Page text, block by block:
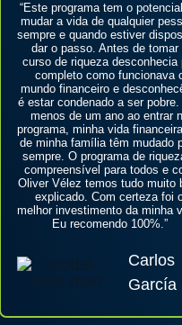
“Este programa tem o
mudar a vida de qualquier
sempre e quando estiver
dar o passo. Antes de tomar
curso de riqueza desconhecia
completo como funcionava
mundo financeiro e
é estar condenado a ser pobre.
menos de um ano ao entrar
programa, minha vida
de minha família têm mudado
sempre. O programa de
compreensível para todos e
Oliver Vélez temos tudo muito
explicado. Com certeza foi
melhor investimento da minha
Eu recomendo 100%.”
Carlos
García